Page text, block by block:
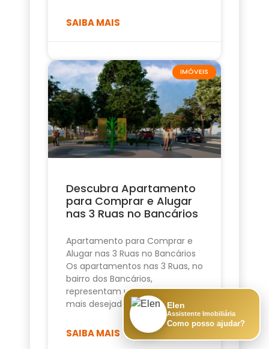
SAIBA MAIS
IMÓVEIS
Descubra Apartamento
para Comprar e Alugar
nas 3 Ruas no Bancários
Apartamento para Comprar e
Alugar nas 3 Ruas no Bancários
Os apartamentos nas 3 Ruas, no
bairro dos Bancários,
representam uma das opções
mais desejadas de
SAIBA MAIS
Elen
Assistente Imobiliária
Como posso ajudar?